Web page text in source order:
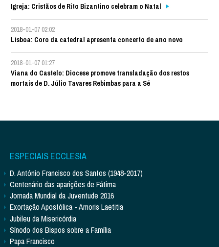
Igreja: Cristãos de Rito Bizantino celebram o Natal
2018-01-07 02:02
Lisboa: Coro da catedral apresenta concerto de ano novo
2018-01-07 01:27
Viana do Castelo: Diocese promove transladação dos restos
mortais de D. Júlio Tavares Rebimbas para a Sé
ESPECIAIS ECCLESIA
D. António Francisco dos Santos (1948-2017)
Centenário das aparições de Fátima
Jornada Mundial da Juventude 2016
Exortação Apostólica - Amoris Laetitia
Jubileu da Misericórdia
Sínodo dos Bispos sobre a Família
Papa Francisco